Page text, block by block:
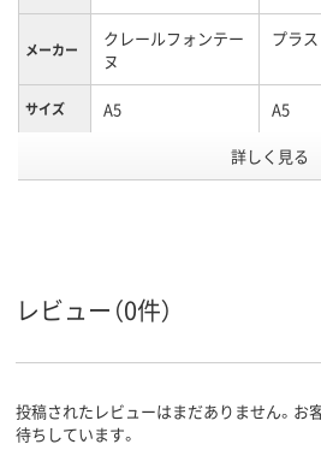
メーカー
クレールフォンテー
ヌ
プラス
サイズ A5 A5
横罫線
カラーグ
ブラック系
製本方法 リングとじ
詳しく見る
レビュー（0件）
投稿されたレビューはまだありません。お
待ちしています。